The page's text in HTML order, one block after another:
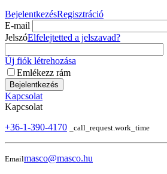
BejelentkezésRegisztráció
E-mail
JelszóElfelejtetted a jelszavad?
Új fiók létrehozása
Emlékezz rám
Bejelentkezés
Kapcsolat
Kapcsolat
+36-1-390-4170
_call_request.work_time
Emailmasco@masco.hu